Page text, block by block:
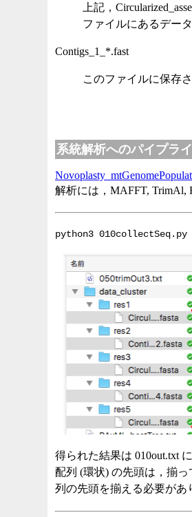
上記，
ファイルにあるデー
Contigs_1_*.fast
このファイルに保存
系統解析へのパイプラ
解析には，MAFFT, TrimAl,
python3 010collectSeq.py
得られた結果は 010out.txt
配列 (環状) の先頭は，揃
列の先頭を揃える必要があ